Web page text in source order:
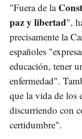
"Fuera de la
paz y libertad",
precisamente la
españoles
educación, tener
enfermedad".
que la vida de los
discurriendo con
certidumbre".